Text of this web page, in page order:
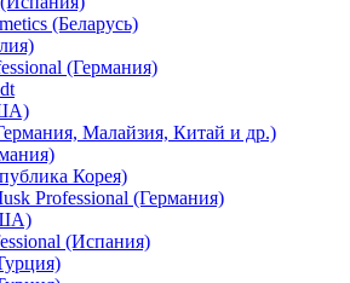
(Беларусь)
(Германия)
Малайзия, Китай и др.)
Корея)
Professional (Германия)
(Испания)